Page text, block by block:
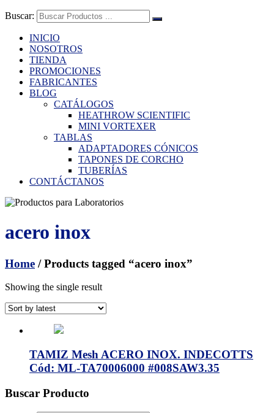
Buscar:
INICIO
NOSOTROS
TIENDA
PROMOCIONES
FABRICANTES
BLOG
CATÁLOGOS
HEATHROW SCIENTIFIC
MINI VORTEXER
TABLAS
ADAPTADORES CÓNICOS
TAPONES DE CORCHO
TUBERÍAS
CONTÁCTANOS
acero inox
Home / Products tagged “acero inox”
Showing the single result
TAMIZ Mesh ACERO INOX. INDECOTTS
Cód: ML-TA70006000 #008SAW3.35
Buscar Producto